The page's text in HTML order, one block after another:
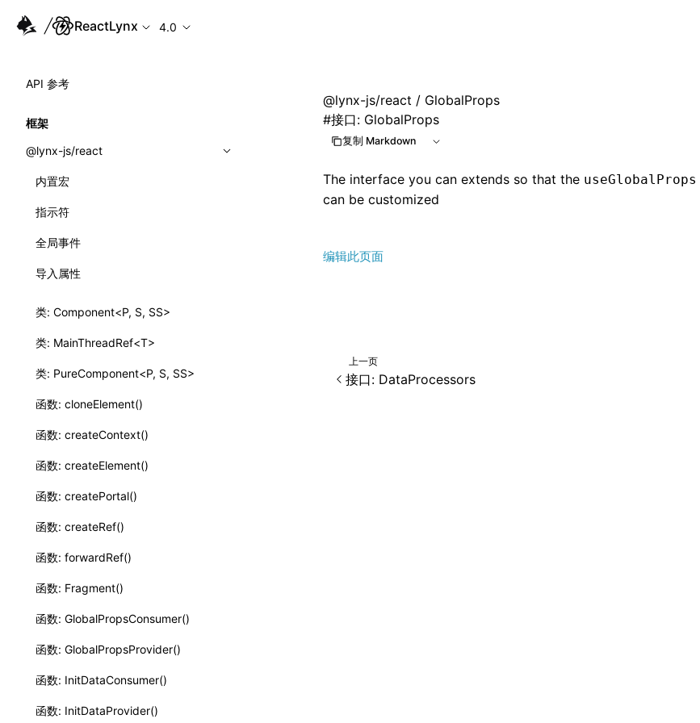
ReactLynx 4.0
API 参考
框架
@lynx-js/react
内置宏
指示符
全局事件
导入属性
类: Component<P, S, SS>
类: MainThreadRef<T>
类: PureComponent<P, S, SS>
函数: cloneElement()
函数: createContext()
函数: createElement()
函数: createPortal()
函数: createRef()
函数: forwardRef()
函数: Fragment()
函数: GlobalPropsConsumer()
函数: GlobalPropsProvider()
函数: InitDataConsumer()
函数: InitDataProvider()
@lynx-js/react / GlobalProps
#接口: GlobalProps
复制 Markdown
The interface you can extends so that the useGlobalProps
can be customized
编辑此页面
上一页
接口: DataProcessors